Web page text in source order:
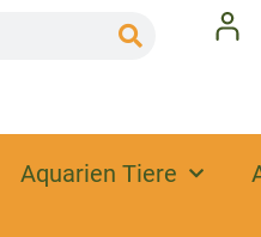
Aquarien Tiere